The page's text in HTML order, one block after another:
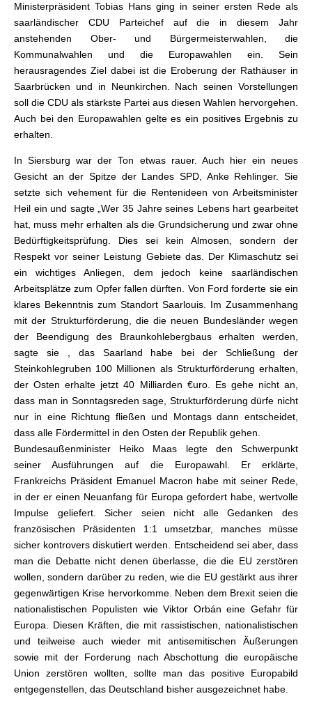
Ministerpräsident Tobias Hans ging in seiner ersten Rede als
saarländischer CDU Parteichef auf die in diesem Jahr
anstehenden Ober- und Bürgermeisterwahlen, die
Kommunalwahlen und die Europawahlen ein. Sein
herausragendes Ziel dabei ist die Eroberung der Rathäuser in
Saarbrücken und in Neunkirchen. Nach seinen Vorstellungen
soll die CDU als stärkste Partei aus diesen Wahlen hervorgehen.
Auch bei den Europawahlen gelte es ein positives Ergebnis zu
erhalten.
In Siersburg war der Ton etwas rauer. Auch hier ein neues
Gesicht an der Spitze der Landes SPD, Anke Rehlinger. Sie
setzte sich vehement für die Rentenideen von Arbeitsminister
Heil ein und sagte „Wer 35 Jahre seines Lebens hart gearbeitet
hat, muss mehr erhalten als die Grundsicherung und zwar ohne
Bedürftigkeitsprüfung. Dies sei kein Almosen, sondern der
Respekt vor seiner Leistung Gebiete das. Der Klimaschutz sei
ein wichtiges Anliegen, dem jedoch keine saarländischen
Arbeitsplätze zum Opfer fallen dürften. Von Ford forderte sie ein
klares Bekenntnis zum Standort Saarlouis. Im Zusammenhang
mit der Strukturförderung, die die neuen Bundesländer wegen
der Beendigung des Braunkohlebergbaus erhalten werden,
sagte sie , das Saarland habe bei der Schließung der
Steinkohlegruben 100 Millionen als Strukturförderung erhalten,
der Osten erhalte jetzt 40 Milliarden €uro. Es gehe nicht an,
dass man in Sonntagsreden sage, Strukturförderung dürfe nicht
nur in eine Richtung fließen und Montags dann entscheidet,
dass alle Fördermittel in den Osten der Republik gehen.
Bundesaußenminister Heiko Maas legte den Schwerpunkt
seiner Ausführungen auf die Europawahl. Er erklärte,
Frankreichs Präsident Emanuel Macron habe mit seiner Rede,
in der er einen Neuanfang für Europa gefordert habe, wertvolle
Impulse geliefert. Sicher seien nicht alle Gedanken des
französischen Präsidenten 1:1 umsetzbar, manches müsse
sicher kontrovers diskutiert werden. Entscheidend sei aber, dass
man die Debatte nicht denen überlasse, die die EU zerstören
wollen, sondern darüber zu reden, wie die EU gestärkt aus ihrer
gegenwärtigen Krise hervorkomme. Neben dem Brexit seien die
nationalistischen Populisten wie Viktor Orbán eine Gefahr für
Europa. Diesen Kräften, die mit rassistischen, nationalistischen
und teilweise auch wieder mit antisemitischen Äußerungen
sowie mit der Forderung nach Abschottung die europäische
Union zerstören wollten, sollte man das positive Europabild
entgegenstellen, das Deutschland bisher ausgezeichnet habe.